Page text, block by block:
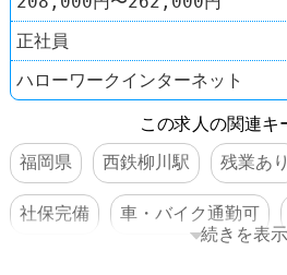
正社員
ハローワークインターネット
この求人の関連キ
福岡県
西鉄柳川駅 残業あり
社保完備 車・バイク通勤可
続きを表示